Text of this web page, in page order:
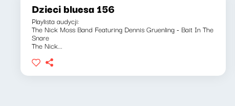
Dzieci bluesa 156
Playlista audycji:
The Nick Moss Band Featuring Dennis Gruenling - Bait In The
Snare
The Nick...